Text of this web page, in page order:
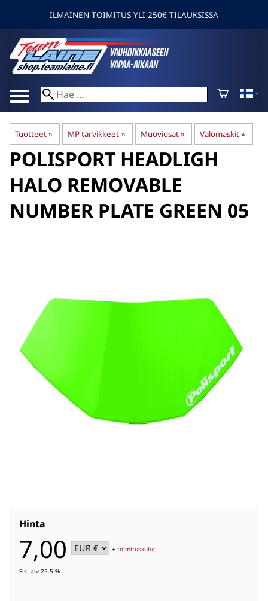
ILMAINEN TOIMITUS YLI 250€ TILAUKSISSA
Tuotteet‪» MP tarvikkeet ‪» Muoviosat‪» Valomaskit‪»
POLISPORT HEADLIGH
HALO REMOVABLE
NUMBER PLATE GREEN 05
Hinta
7,00 +toimituskulut
Sis. alv 25.5 %